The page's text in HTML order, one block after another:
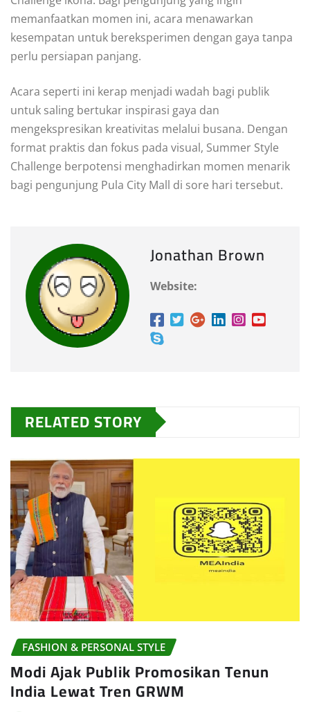
memanfaatkan momen ini, acara menawarkan
kesempatan untuk bereksperimen dengan gaya tanpa
perlu persiapan panjang.
Acara seperti ini kerap menjadi wadah bagi publik
untuk saling bertukar inspirasi gaya dan
mengekspresikan kreativitas melalui busana. Dengan
format praktis dan fokus pada visual, Summer Style
Challenge berpotensi menghadirkan momen menarik
bagi pengunjung Pula City Mall di sore hari tersebut.
Jonathan Brown
Website:
RELATED STORY
FASHION & PERSONAL STYLE
Modi Ajak Publik Promosikan Tenun
India Lewat Tren GRWM